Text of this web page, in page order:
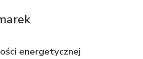
energetycznej